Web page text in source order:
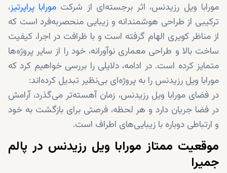
مورابا ویل رزیدنس، اثر برجسته‌ای از شرکت مورابا پراپرتیز،
ترکیبی‌ از طراحی هوشمندانه و زیبایی منحصربه‌فرد است که
از مناظر کویری الهام گرفته است و با ظرافت در اجرا، کیفیت
ساخت بالا و طراحی معماری نوآورانه، خود را از سایر پروژه‌ها
متمایز کرده است. در ادامه، دلایلی را بررسی خواهیم کرد که
مورابا ویل رزیدنس را به پروژه‌ای بی‌نظیر تبدیل کرده‌اند:
در فضای مورابا ویل رزیدنس، زمان آهسته‌تر می‌گذرد، آرامش
در فضا جریان دارد و هر لحظه، فرصتی برای بازگشت به خود
و ارتباطی دوباره با زیبایی‌های اطراف است.
موقعیت ممتاز مورابا ویل رزیدنس در پالم
جمیرا